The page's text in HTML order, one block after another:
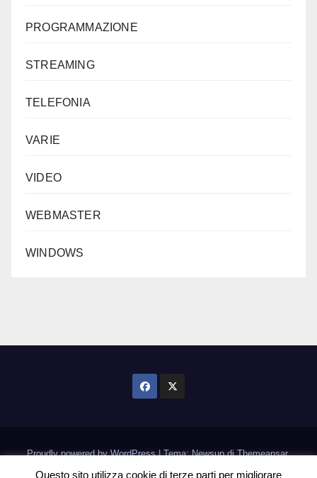
PROGRAMMAZIONE
STREAMING
TELEFONIA
VARIE
VIDEO
WEBMASTER
WINDOWS
Proudly powered by WordPress|Tema: Newsup diThemeansar.
Questo sito utilizza cookie di terze parti per migliorare